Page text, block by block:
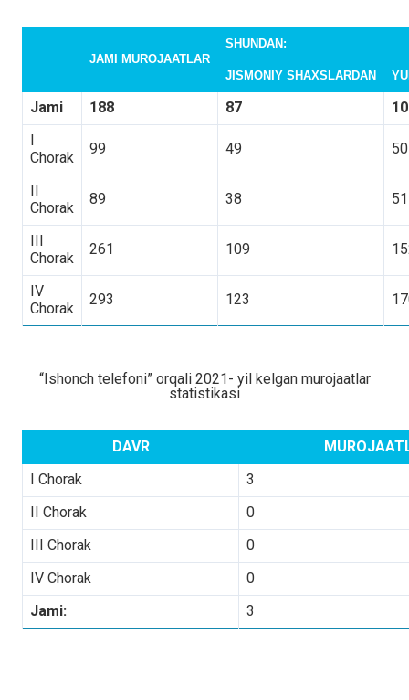
JAMI MUROJAATLAR
SHUNDAN:
JISMONIY SHAXSLARDAN
Jami 188 87
I
Chorak
99 49 50
II
Chorak
89 38 51
III
Chorak
261 109
IV
Chorak
293 123
“Ishonch telefoni” orqali 2021- yil kelgan murojaatlar
statistikasi
DAVR
I Chorak
3
II Chorak
0
III Chorak
0
IV Chorak
0
Jami:
3